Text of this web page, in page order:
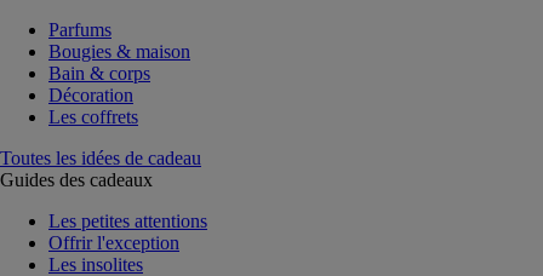
Parfums
Bougies & maison
Bain & corps
Décoration
Les coffrets
Toutes les idées de cadeau
Guides des cadeaux
Les petites attentions
Offrir l'exception
Les insolites